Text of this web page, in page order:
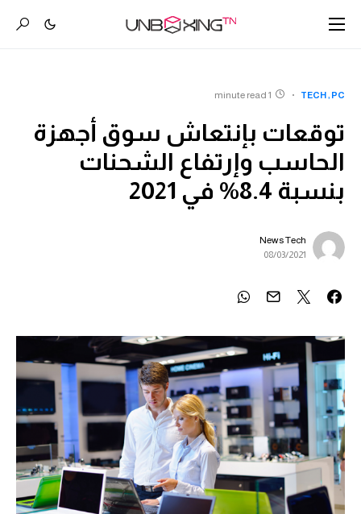
PC
TECH
1 minute read
توقعات بإنتعاش سوق أجهزة
الحاسب وإرتفاع الشحنات
بنسبة 8.4% في 2021
News Tech
08/03/2021